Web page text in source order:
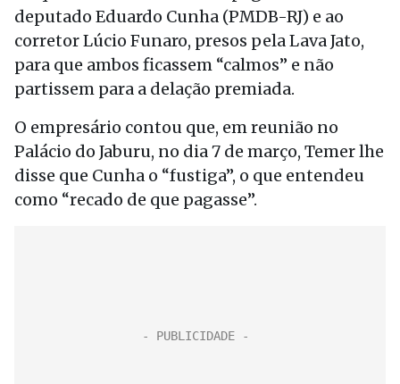
deputado Eduardo Cunha (PMDB-RJ) e ao
corretor Lúcio Funaro, presos pela Lava Jato,
para que ambos ficassem “calmos” e não
partissem para a delação premiada.
O empresário contou que, em reunião no
Palácio do Jaburu, no dia 7 de março, Temer lhe
disse que Cunha o “fustiga”, o que entendeu
como “recado de que pagasse”.